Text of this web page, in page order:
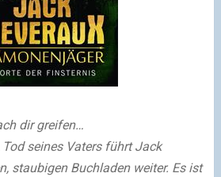
dir greifen…
seines Vaters führt Jack
staubigen Buchladen weiter. Es ist